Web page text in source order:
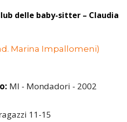
delle baby-sitter – Claudia
Marina Impallomeni)
MI - Mondadori - 2002
11-15